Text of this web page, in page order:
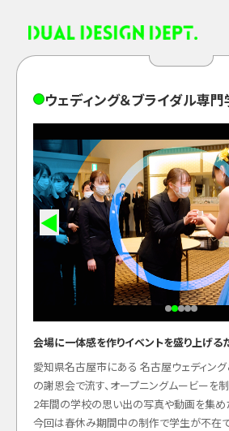
ウェディング＆ブライダル専門
◀
会場に一体感を作りイベントを盛り上げる
愛知県名古屋市にある 名古屋ウェディン
の謝恩会で流す、オープニングムービーを制
2年間の学校の思い出の写真や動画を集め
今回は春休み期間中の制作で学生が不在